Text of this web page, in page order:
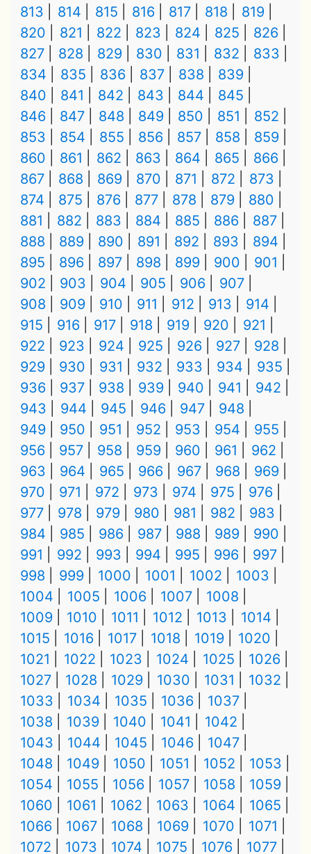
813
814 815 816 817 818
819
820
821 822 823 824 825
826
827
828 829 830 831 832
833
834
835 836 837 838
839
840
841 842 843 844
845
846
847 848 849 850 851
852
853
854 855 856 857 858
859
860
861 862 863 864 865
866
867
868 869 870 871 872
873
874
875 876 877 878 879
880
881
882 883 884 885 886
887
888
889 890 891 892 893
894
895
896 897 898 899 900
901
902
903 904 905 906
907
908
909 910 911 912 913
914
915
916 917 918 919 920
921
922
923 924 925 926 927
928
929
930 931 932 933 934
935
936
937 938 939 940 941
942
943
944 945 946 947
948
949
950 951 952 953 954
955
956
957 958 959 960 961
962
963
964 965 966 967 968
969
970
971 972 973 974 975
976
977
978 979 980 981 982
983
984
985 986 987 988 989
990
991
992 993 994 995 996
997
998
999 1000 1001 1002
1003
1004
1005 1006 1007
1008
1009
1010 1011 1012 1013
1014
1015
1016 1017 1018 1019
1020
1021
1022 1023 1024 1025
1026
1027
1028 1029 1030 1031
1032
1033
1034 1035 1036
1037
1038
1039 1040 1041
1042
1043
1044 1045 1046
1047
1048
1049 1050 1051 1052
1053
1054
1055 1056 1057 1058
1059
1060
1061 1062 1063 1064
1065
1066
1067 1068 1069 1070
1071
1072
1073 1074 1075 1076 1077